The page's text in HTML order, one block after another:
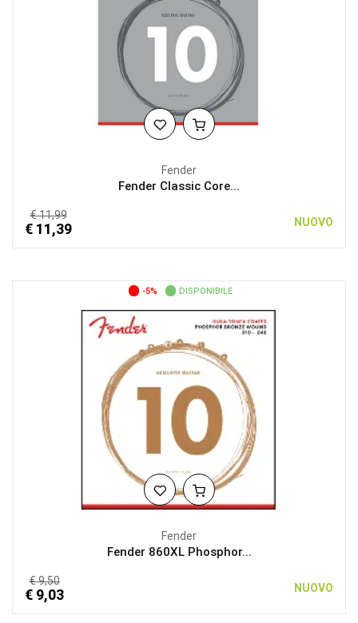
Fender
Fender Classic Core...
€ 11,99
€ 11,39 NUOVO
-5% DISPONIBILE
Fender
Fender 860XL Phosphor...
€ 9,50
€ 9,03 NUOVO